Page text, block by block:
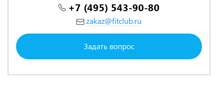
+7 (495) 543-90-80
zakaz@fitclub.ru
Задать вопрос